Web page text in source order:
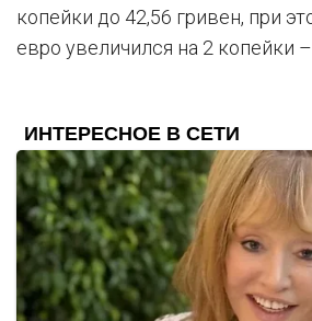
копейки до 42,56 гривен, при
евро увеличился на 2 копейки